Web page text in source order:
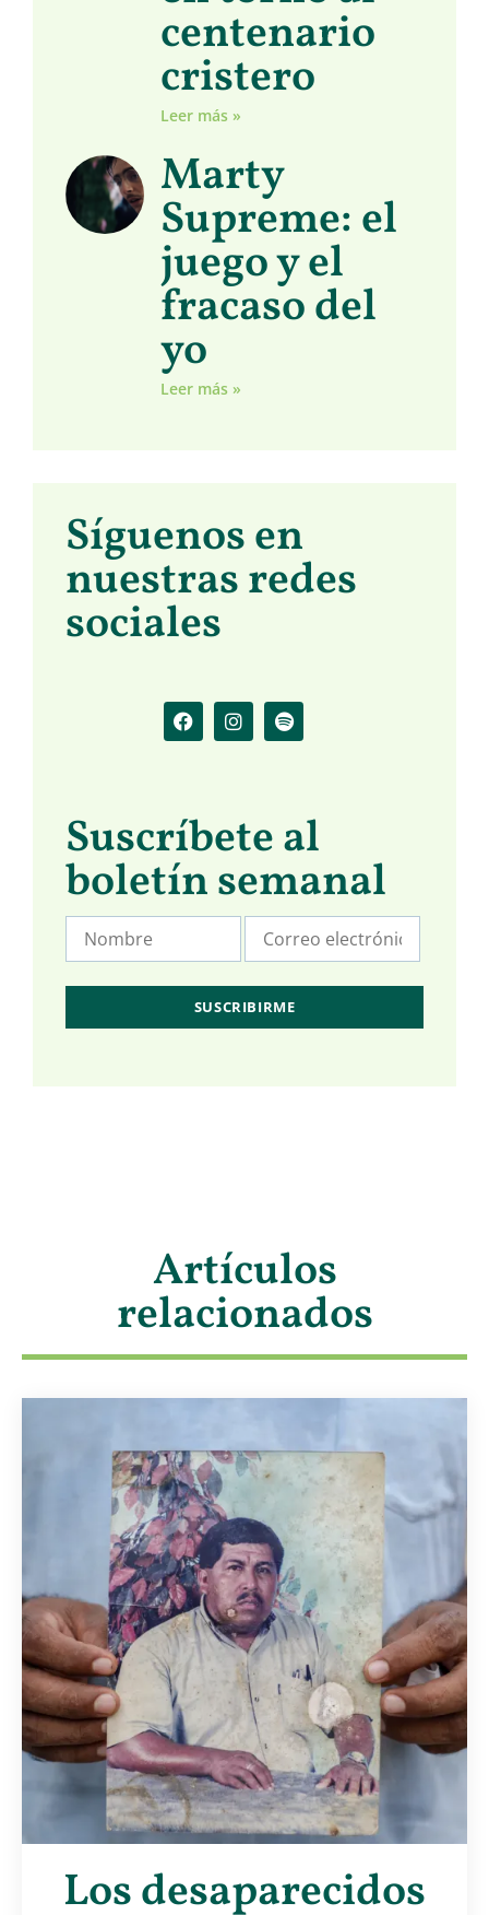
centenario
cristero
Leer más »
Marty
Supreme: el
juego y el
fracaso del
yo
Leer más »
Síguenos en
nuestras redes
sociales
Suscríbete al
boletín semanal
Artículos
relacionados
Los desaparecidos